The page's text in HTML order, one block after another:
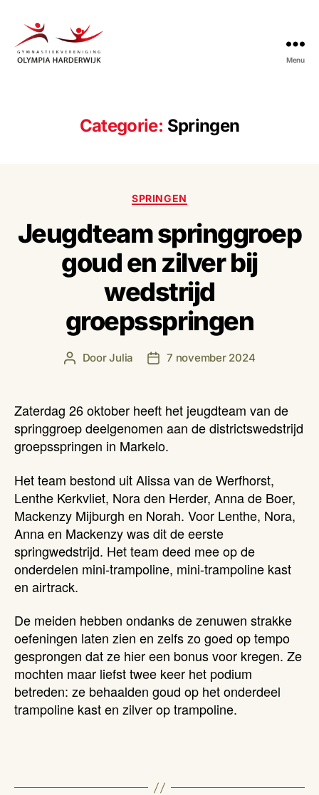
Menu
Categorie: Springen
Categorieën
SPRINGEN
Jeugdteam springgroep
goud en zilver bij
wedstrijd
groepsspringen
Berichtauteur
DoorJulia Berichtdatum
7 november 2024
Zaterdag 26 oktober heeft het jeugdteam van de
springgroep deelgenomen aan de districtswedstrijd
groepsspringen in Markelo.
Het team bestond uit Alissa van de Werfhorst,
Lenthe Kerkvliet, Nora den Herder, Anna de Boer,
Mackenzy Mijburgh en Norah. Voor Lenthe, Nora,
Anna en Mackenzy was dit de eerste
springwedstrijd. Het team deed mee op de
onderdelen mini-trampoline, mini-trampoline kast
en airtrack.
De meiden hebben ondanks de zenuwen strakke
oefeningen laten zien en zelfs zo goed op tempo
gesprongen dat ze hier een bonus voor kregen. Ze
mochten maar liefst twee keer het podium
betreden: ze behaalden goud op het onderdeel
trampoline kast en zilver op trampoline.